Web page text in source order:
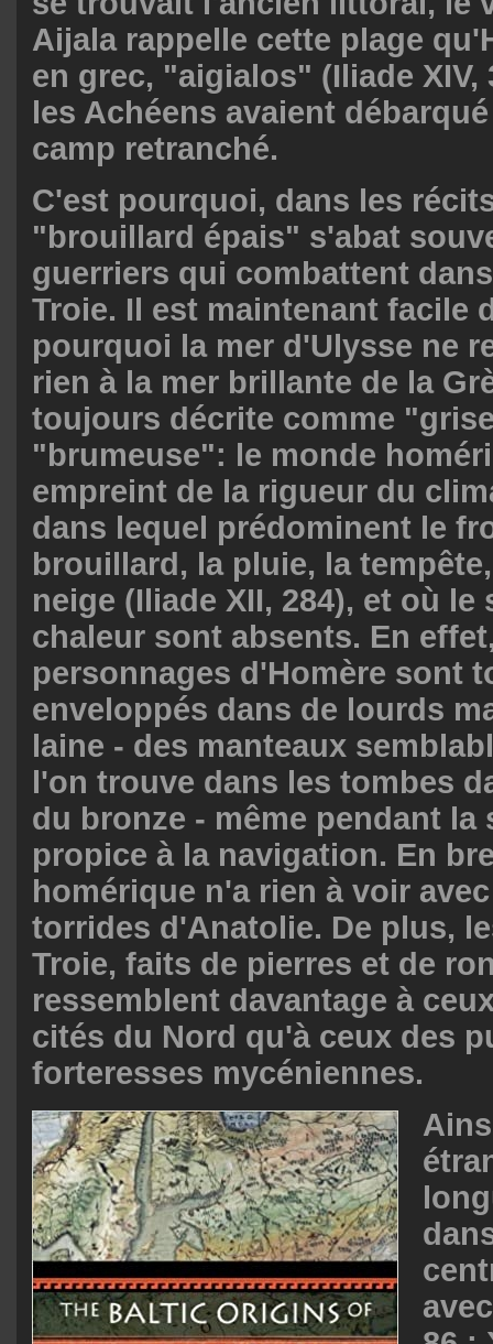
Aijala rappelle cette plage
en grec, "aigialos" (Iliade XIV,
les Achéens avaient
camp retranché.
C'est pourquoi, dans les
"brouillard épais" s'abat
guerriers qui combattent
Troie. Il est maintenant facile
pourquoi la mer d'Ulysse ne
rien à la mer brillante de la
toujours décrite comme
"brumeuse": le monde
empreint de la rigueur du
dans lequel prédominent le
brouillard, la pluie, la
neige (Iliade XII, 284), et où le
chaleur sont absents. En
personnages d'Homère sont
enveloppés dans de lourds
laine - des manteaux
l'on trouve dans les tombes
du bronze - même pendant la
propice à la navigation. En
homérique n'a rien à voir
torrides d'Anatolie. De plus,
Troie, faits de pierres et de
ressemblent davantage à
cités du Nord qu'à ceux des
forteresses mycéniennes.